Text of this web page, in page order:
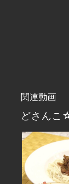
関連動画
どさんこ